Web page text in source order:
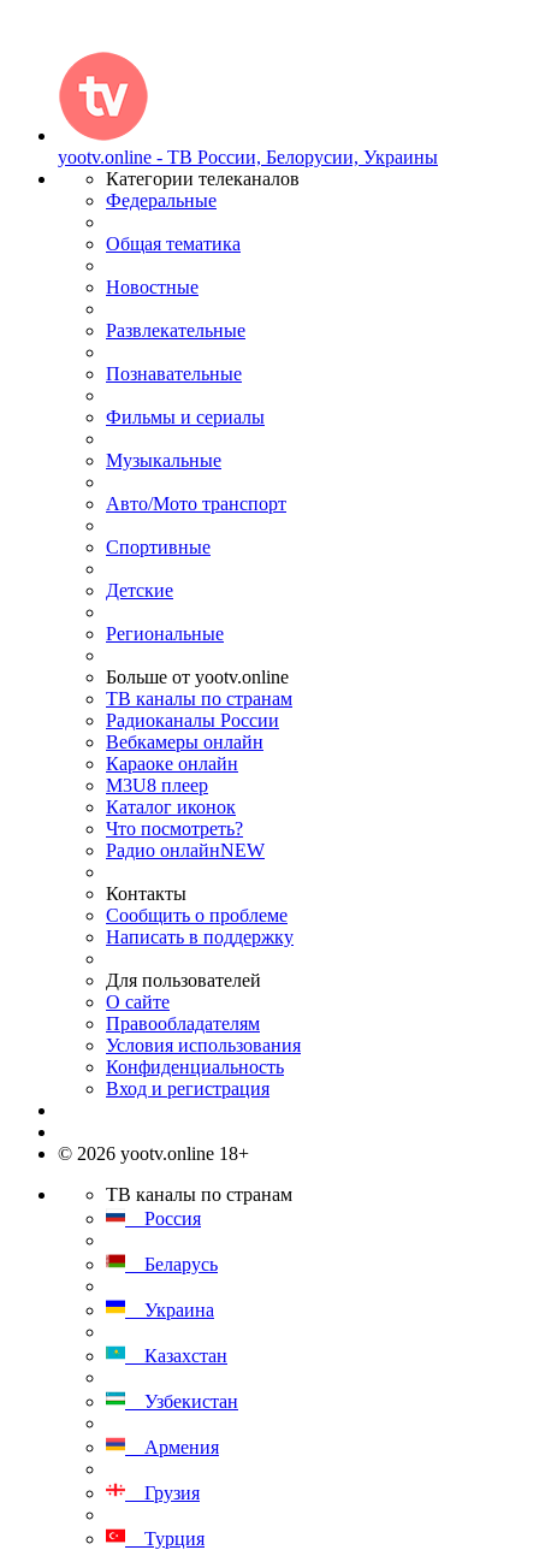
yootv.online - ТВ России, Белорусии, Украины
Категории телеканалов
Федеральные
Общая тематика
Новостные
Развлекательные
Познавательные
Фильмы и сериалы
Музыкальные
Авто/Мото транспорт
Спортивные
Детские
Региональные
Больше от yootv.online
ТВ каналы по странам
Радиоканалы России
Вебкамеры онлайн
Караоке онлайн
M3U8 плеер
Каталог иконок
Что посмотреть?
Радио онлайнNEW
Контакты
Сообщить о проблеме
Написать в поддержку
Для пользователей
О сайте
Правообладателям
Условия использования
Конфиденциальность
Вход и регистрация
© 2026 yootv.online 18+
ТВ каналы по странам
Россия
Беларусь
Украина
Казахстан
Узбекистан
Армения
Грузия
Турция